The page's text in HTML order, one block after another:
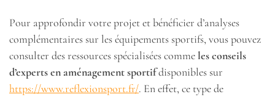
Pour approfondir votre projet et bénéficier d’analyses
complémentaires sur les équipements sportifs, vous pouvez
consulter des ressources spécialisées commeles conseils
d’experts en aménagement sportifdisponibles sur
https://www.reflexionsport.fr/. En effet, ce type de